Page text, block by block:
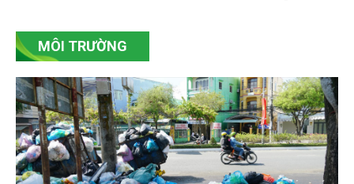
vụ tháng 8 và tháng 9 đang được tiếp tục triển khai
với tiến độ khác nhau.
MÔI TRƯỜNG